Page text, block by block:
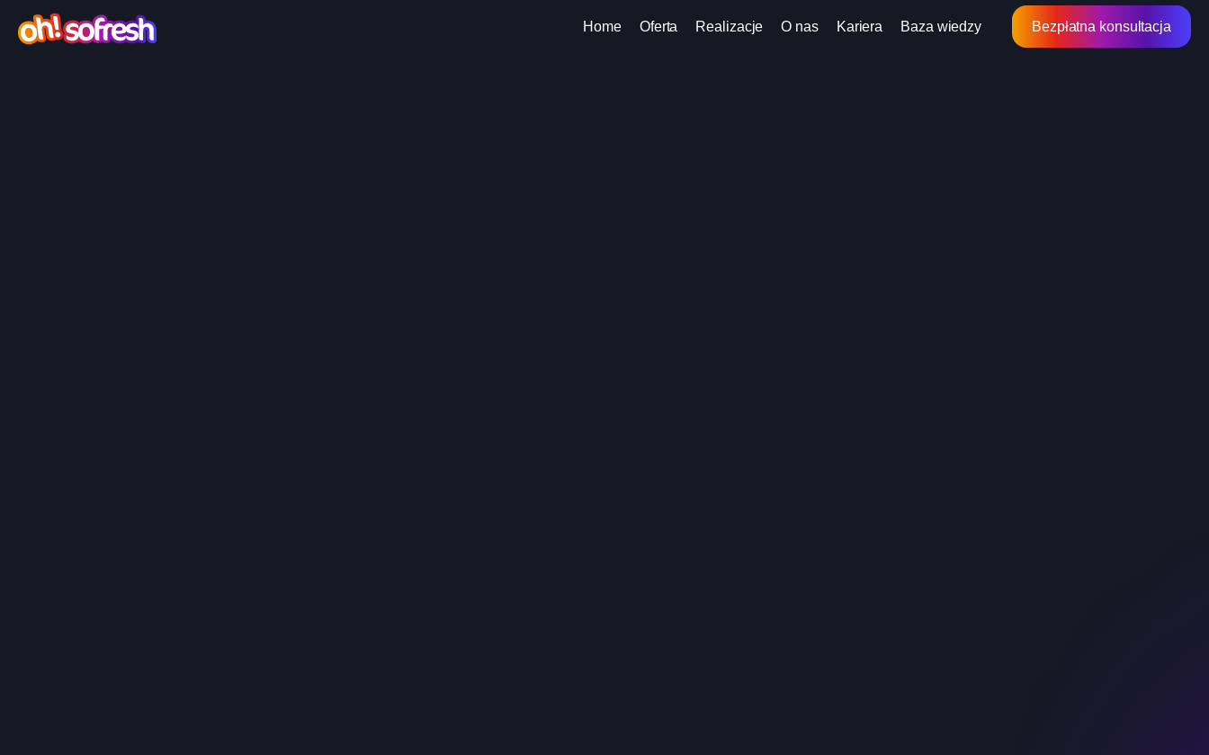
Home Oferta Realizacje O nas Kariera Baza wiedzy Bezpłatna konsultacja